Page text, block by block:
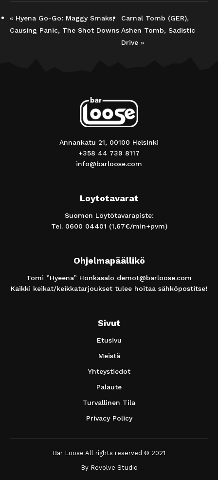
« Hyena Go-Go: Maggy Smaks,
Causing Panic, The Shot Downs
Carnal Tomb (GER),
Ashen Tomb, Sadistic
Drive »
Annankatu 21, 00100 Helsinki
+358 44 739 8117
info@barloose.com
Loytotavarat
Suomen Löytötavarapiste:
Tel. 0600 04401 (1,67€/min+pvm)
Ohjelmapäällikö
Tomi ”Hyeena” Honkasalo demot@barloose.com
Kaikki keikat/keikkatarjoukset tulee hoitaa sähköpostitse!
Sivut
Etusivu
Meistä
Yhteystiedot
Palaute
Turvallinen Tila
Privacy Policy
Bar Loose All rights reserved © 2021
By Revolve Studio